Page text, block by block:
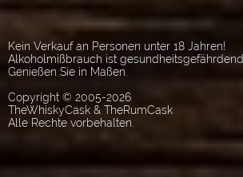
Kein Verkauf an Personen unter 18 Jahren!
Alkoholmißbrauch ist gesundheitsgefährdend.
Genießen Sie in Maßen.
Copyright © 2005-2026
TheWhiskyCask & TheRumCask
Alle Rechte vorbehalten.